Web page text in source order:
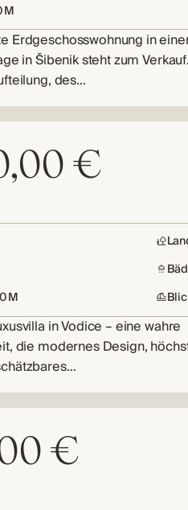
M
Erdgeschosswohnung in
in Šibenik steht zum
des…
€
M
in Vodice – eine wahre
die modernes Design,
€